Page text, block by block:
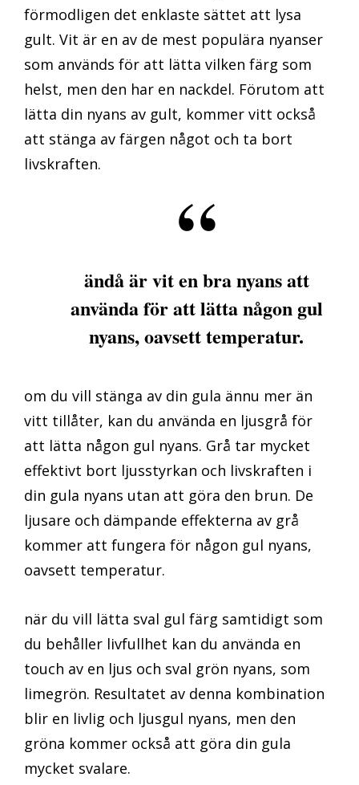
förmodligen det enklaste sättet att lysa
gult. Vit är en av de mest populära nyanser
som används för att lätta vilken färg som
helst, men den har en nackdel. Förutom att
lätta din nyans av gult, kommer vitt också
att stänga av färgen något och ta bort
livskraften.
ändå är vit en bra nyans att
använda för att lätta någon gul
nyans, oavsett temperatur.
om du vill stänga av din gula ännu mer än
vitt tillåter, kan du använda en ljusgrå för
att lätta någon gul nyans. Grå tar mycket
effektivt bort ljusstyrkan och livskraften i
din gula nyans utan att göra den brun. De
ljusare och dämpande effekterna av grå
kommer att fungera för någon gul nyans,
oavsett temperatur.
när du vill lätta sval gul färg samtidigt som
du behåller livfullhet kan du använda en
touch av en ljus och sval grön nyans, som
limegrön. Resultatet av denna kombination
blir en livlig och ljusgul nyans, men den
gröna kommer också att göra din gula
mycket svalare.